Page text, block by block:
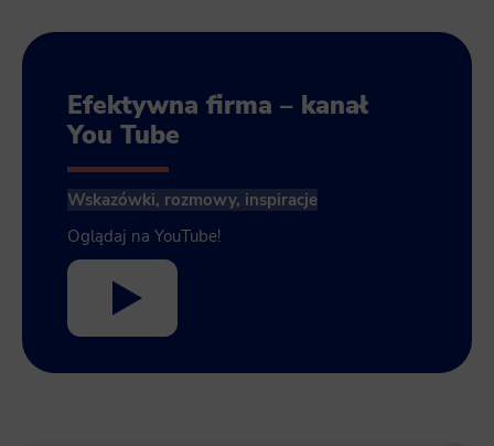
Efektywna firma – kanał
You Tube
Wskazówki, rozmowy, inspiracje
Oglądaj na YouTube!